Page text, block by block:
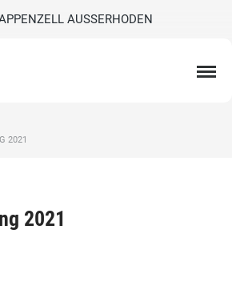
AUSSERHODEN
2021
2021